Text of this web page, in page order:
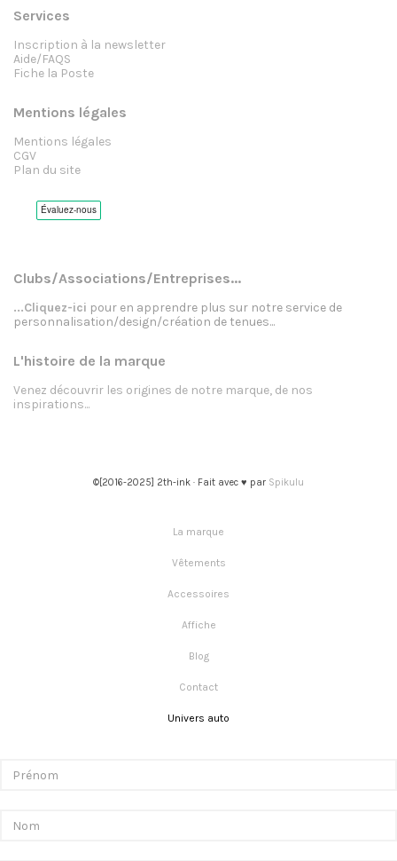
Services
Inscription à la newsletter
Aide/FAQS
Fiche la Poste
Mentions légales
Mentions légales
CGV
Plan du site
Clubs/Associations/Entreprises...
...Cliquez-ici pour en apprendre plus sur notre service de
personnalisation/design/création de tenues...
L'histoire de la marque
Venez découvrir les origines de notre marque, de nos
inspirations...
©[2016-2025] 2th-ink · Fait avec ♥ par Spikulu
La marque
Vêtements
Accessoires
Affiche
Blog
Contact
Univers auto